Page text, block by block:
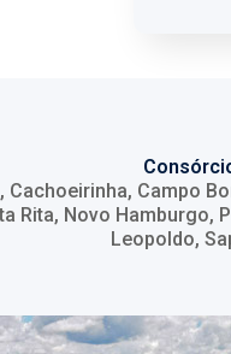
Campo
Rita, Novo
Leopoldo,